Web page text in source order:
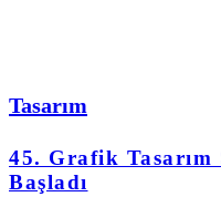
Tasarım
45. Grafik Tasarım
Başladı